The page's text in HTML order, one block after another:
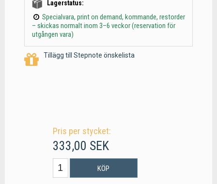
Lagerstatus:
Specialvara, print on demand, kommande, restorder
– skickas normalt inom 3–6 veckor (reservation för
utgången vara)
Tillägg till Stepnote önskelista
Pris per stycket:
333,00 SEK
KÖP